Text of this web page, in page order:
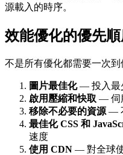
源載入的時序。
效能優化的優先
不是所有優化都需要一次到
圖片最佳化— 投入最
啟用壓縮和快取 — 伺
移除不必要的資源 —
最佳化 CSS 和
速度
使用 CDN — 對全球